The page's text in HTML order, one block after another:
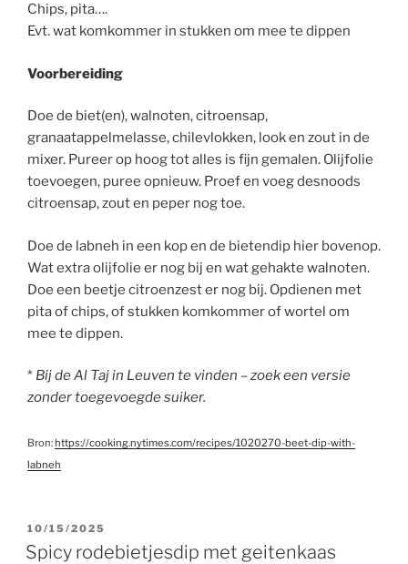
Chips, pita….
Evt. wat komkommer in stukken om mee te dippen
Voorbereiding
Doe de biet(en), walnoten, citroensap,
granaatappelmelasse, chilevlokken, look en zout in de
mixer. Pureer op hoog tot alles is fijn gemalen. Olijfolie
toevoegen, puree opnieuw. Proef en voeg desnoods
citroensap, zout en peper nog toe.
Doe de labneh in een kop en de bietendip hier bovenop.
Wat extra olijfolie er nog bij en wat gehakte walnoten.
Doe een beetje citroenzest er nog bij. Opdienen met
pita of chips, of stukken komkommer of wortel om
mee te dippen.
* Bij de Al Taj in Leuven te vinden – zoek een versie
zonder toegevoegde suiker.
Bron: https://cooking.nytimes.com/recipes/1020270-beet-dip-with-
labneh
GEPLAATST
OP
10/15/2025
Spicy rodebietjesdip met geitenkaas